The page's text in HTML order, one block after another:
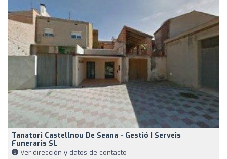
Tanatori Castellnou De Seana - Gestió I Serveis
Funeraris SL
Ver dirección y datos de contacto